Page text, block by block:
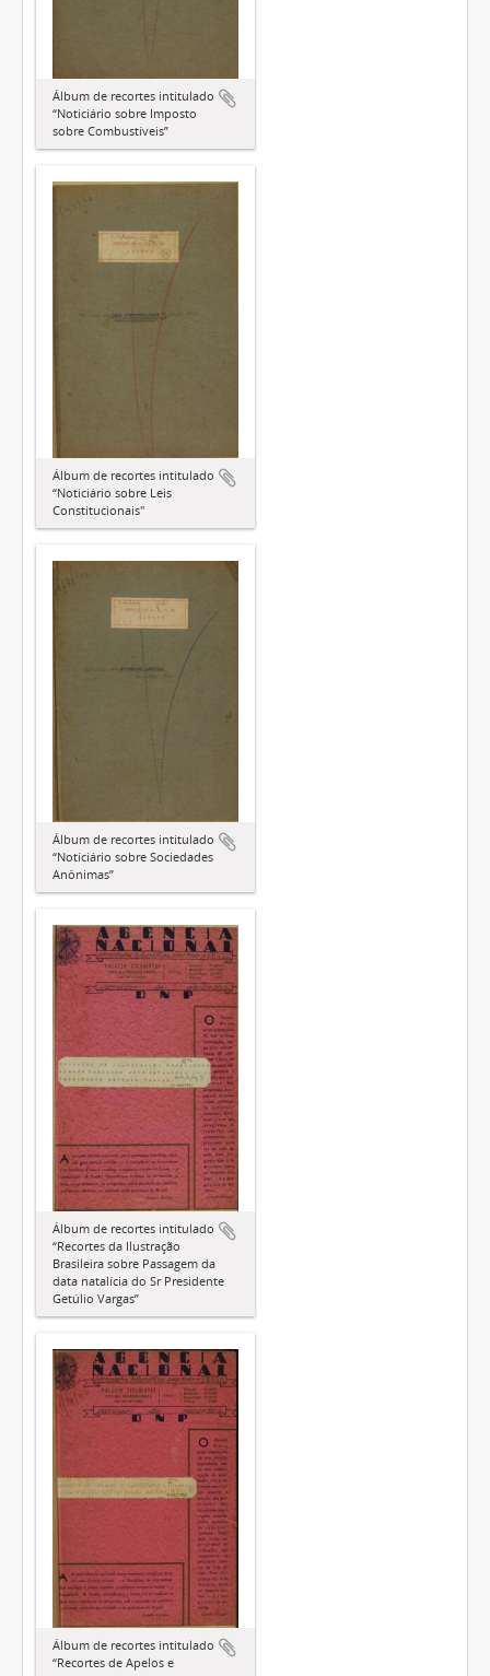
Álbum de recortes intitulado
“Noticiário sobre Imposto
sobre Combustíveis”
Álbum de recortes intitulado
“Noticiário sobre Leis
Constitucionais"
Álbum de recortes intitulado
“Notíciário sobre Sociedades
Anônimas”
Álbum de recortes intitulado
“Recortes da Ilustração
Brasileira sobre Passagem da
data natalícia do Sr Presidente
Getúlio Vargas”
Álbum de recortes intitulado
“Recortes de Apelos e